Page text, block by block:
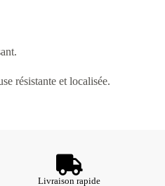
résistante et localisée.
Livraison rapide